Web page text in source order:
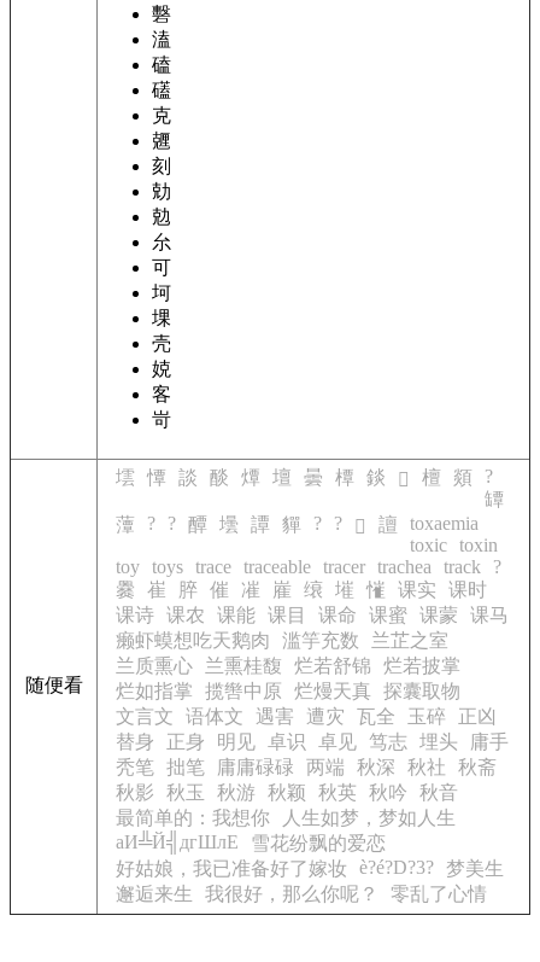
礊
溘
磕
礚
克
兣
刻
勀
勊
厼
可
坷
堁
壳
娔
客
岢
随便看
墵 憛 談 醈 燂 壇 曇 橝 錟 𥰨 檀 顃
?
罈
藫
? ? 醰 壜 譚 貚 ? ? 𨝸 譠
toxaemia
toxic toxin
toy toys trace traceable tracer trachea track
?
爨
崔 脺 催 凗 嵟 缞 墔 慛 课实
课时
课诗 课农 课能 课目 课命 课蜜 课蒙
课马
癞虾蟆想吃天鹅肉
滥竽充数
兰芷之室
兰质熏心
兰熏桂馥 烂若舒锦
烂若披掌
烂如指掌
揽辔中原 烂熳天真 探囊取物
文言文
语体文 遇害 遭灾 瓦全 玉碎
正凶
替身
正身 明见 卓识 卓见 笃志 埋头
庸手
秃笔
拙笔 庸庸碌碌 两端 秋深 秋社
秋斋
秋影
秋玉 秋游 秋颖 秋英 秋吟
秋音
最简单的：我想你
人生如梦，梦如人生
аИ╩Й╣дгШлЕ
雪花纷飘的爱恋
好姑娘，我已准备好了嫁妆
è?é?D?3?
梦美生
邂逅来生
我很好，那么你呢？ 零乱了心情